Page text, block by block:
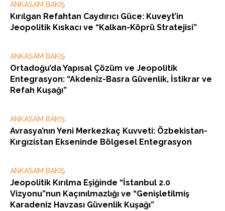
ANKASAM BAKIŞ
Kırılgan Refahtan Caydırıcı Güce: Kuveyt’in
Jeopolitik Kıskacı ve “Kalkan-Köprü Stratejisi”
ANKASAM BAKIŞ
Ortadoğu’da Yapısal Çözüm ve Jeopolitik
Entegrasyon: “Akdeniz-Basra Güvenlik, İstikrar ve
Refah Kuşağı”
ANKASAM BAKIŞ
Avrasya’nın Yeni Merkezkaç Kuvveti: Özbekistan-
Kırgızistan Ekseninde Bölgesel Entegrasyon
ANKASAM BAKIŞ
Jeopolitik Kırılma Eşiğinde “İstanbul 2.0
Vizyonu”nun Kaçınılmazlığı ve “Genişletilmiş
Karadeniz Havzası Güvenlik Kuşağı”